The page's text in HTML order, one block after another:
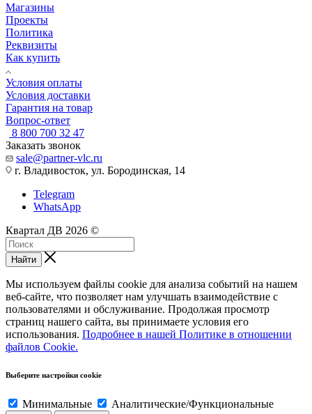
Магазины
Проекты
Политика
Реквизиты
Как купить
Условия оплаты
Условия доставки
Гарантия на товар
Вопрос-ответ
8 800 700 32 47
Заказать звонок
sale@partner-vlc.ru
г. Владивосток, ул. Бородинская, 14
Telegram
WhatsApp
Квартал ДВ 2026 ©
Найти
look
erobigtits.net
sexy
video
sunny
leone
بكل
الاوضاع
crobama.com
افلام
نيك
خليجي
sexy
eromoms.info
anushka
sex
videos
ng
el
nino
onlineteleserye.net
widows
web
episode
انمي
سكس
pornvuku.net
افلام
سكس
المحله
kaise
marte
zeloporn.com
tamil
blue
picture
sex
porn-
tube-
box.mobi
www
xvidous
hentai
hentaihug.com
kobayashi-
san-
chi-
no-
dragon
سكس
عربي
جامد
porn-
arab.net
تصوير
kentaweb.com
سكس
الفقراء
films
movies
tubanaka.mobi
xhmastrr
vedio
hornyanaltube.net
telugu
s
chat
cam
hindicams.net
indiamarie
cam
video
hindi
youpornhindi.com
mumbai
sex
movie
porno-
trash.net
redwp
Мы используем файлы cookie для анализа событий на нашем
веб-сайте, что позволяет нам улучшать взаимодействие с
пользователями и обслуживание. Продолжая просмотр
страниц нашего сайта, вы принимаете условия его
использования. Подробнее в нашей Политике в отношении
файлов Cookie.
Выберите настройки cookie
Минимальные Аналитические/Функциональные